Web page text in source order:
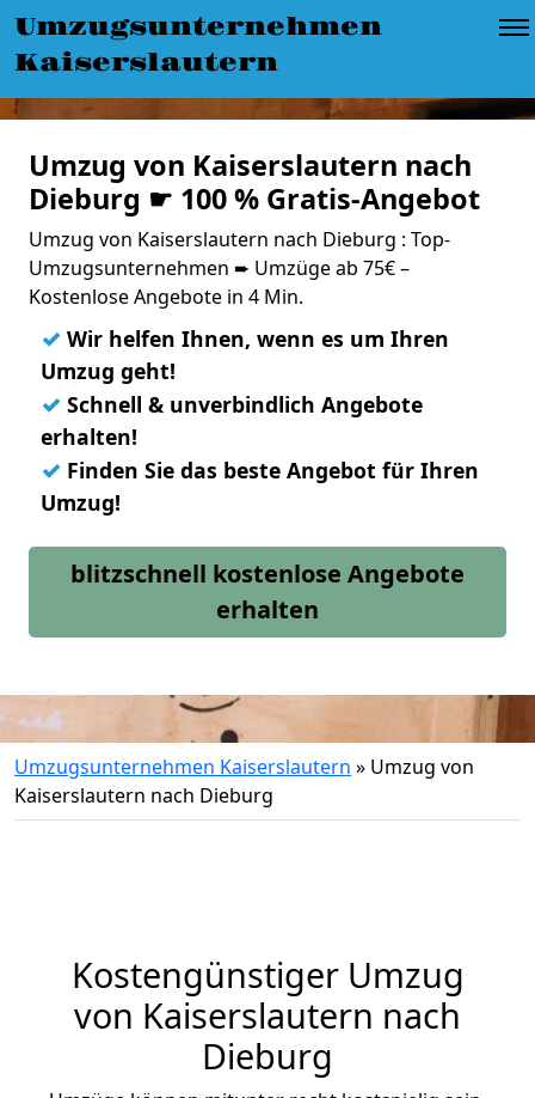
Umzugsunternehmen
Kaiserslautern
Umzug von Kaiserslautern nach
Dieburg ☛ 100 % Gratis-Angebot
Umzug von Kaiserslautern nach Dieburg : Top-
Umzugsunternehmen ➨ Umzüge ab 75€ –
Kostenlose Angebote in 4 Min.
✓ Wir helfen Ihnen, wenn es um Ihren
Umzug geht!
✓ Schnell & unverbindlich Angebote
erhalten!
✓ Finden Sie das beste Angebot für Ihren
Umzug!
blitzschnell kostenlose Angebote
erhalten
Umzugsunternehmen Kaiserslautern » Umzug von
Kaiserslautern nach Dieburg
Kostengünstiger Umzug
von Kaiserslautern nach
Dieburg